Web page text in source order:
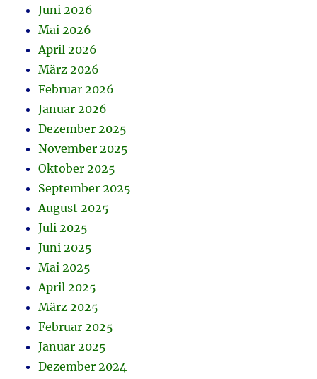
Juni 2026
Mai 2026
April 2026
März 2026
Februar 2026
Januar 2026
Dezember 2025
November 2025
Oktober 2025
September 2025
August 2025
Juli 2025
Juni 2025
Mai 2025
April 2025
März 2025
Februar 2025
Januar 2025
Dezember 2024